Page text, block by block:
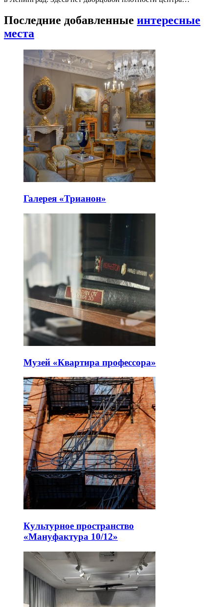
Последние добавленные интересные
места
Галерея «Трианон»
Музей «Квартира профессора»
Культурное пространство
«Мануфактура 10/12»